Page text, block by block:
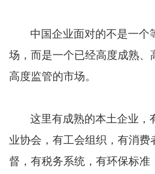
中国企业面对的不是一个
场，而是一个已经高度成熟、
高度监管的市场。
这里有成熟的本土企业，
业协会，有工会组织，有消费
督，有税务系统，有环保标准